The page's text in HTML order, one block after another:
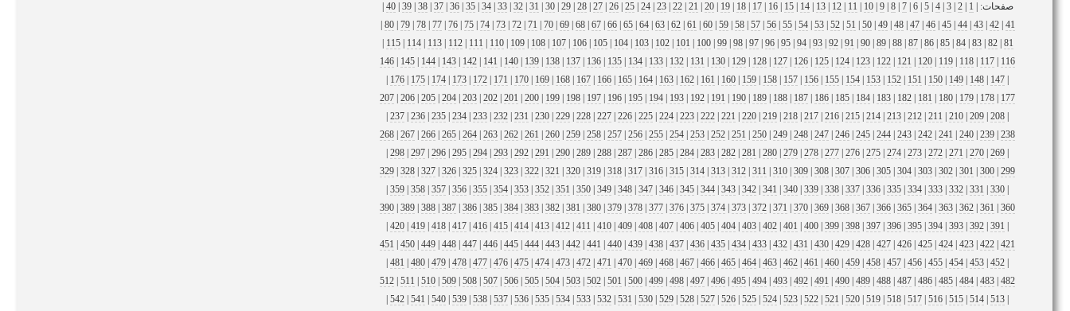
صفحات: | 1
|
2
|
3
|
4
|
5
|
6
|
7
|
8
|
9
|
10
11
|
12
|
13
|
14
|
15
|
16
|
17
|
18
|
19
|
20
21
|
22
|
23
|
24
|
25
|
26
|
27
|
28
|
29
|
30
31
|
32
|
33
|
34
|
35
|
36
|
37
|
38
|
39
|
40
41
|
42
|
43
|
44
|
45
|
46
|
47
|
48
|
49
|
50
51
|
52
|
53
|
54
|
55
|
56
|
57
|
58
|
59
|
60
61
|
62
|
63
|
64
|
65
|
66
|
67
|
68
|
69
|
70
71
|
72
|
73
|
74
|
75
|
76
|
77
|
78
|
79
|
80
81
|
82
|
83
|
84
|
85
|
86
|
87
|
88
|
89
|
90
91
|
92
|
93
|
94
|
95
|
96
|
97
|
98
|
99
|
100
101
|
102
|
103
|
104
|
105
|
106
|
107
|
108
|
109
|
110
111
|
112
|
113
|
114
|
115
116
117
118
119
120
121
122
123
124
125
126
127
128
129
130
131
132
133
134
135
136
137
138
139
140
141
142
143
144
145
146
147
148
149
150
151
152
153
154
155
156
157
158
159
160
161
162
163
164
165
166
167
168
169
170
171
172
173
174
175
176
177
178
179
180
181
182
183
184
185
186
187
188
189
190
191
192
193
194
195
196
197
198
199
200
|
201
|
202
|
203
|
204
|
205
|
206
|
207
208
|
209
|
210
|
211
|
212
|
213
|
214
|
215
|
216
|
217
|
218
|
219
|
220
|
221
|
222
|
223
|
224
|
225
|
226
|
227
|
228
|
229
|
230
|
231
|
232
|
233
|
234
|
235
|
236
|
237
|
238
|
239
|
240
|
241
|
242
|
243
|
244
|
245
|
246
|
247
|
248
|
249
|
250
|
251
|
252
|
253
|
254
|
255
|
256
|
257
|
258
|
259
|
260
|
261
|
262
|
263
|
264
|
265
|
266
|
267
|
268
269
|
270
|
271
|
272
|
273
|
274
|
275
|
276
|
277
|
278
|
279
|
280
|
281
|
282
|
283
|
284
|
285
|
286
|
287
|
288
|
289
|
290
|
291
|
292
|
293
|
294
|
295
|
296
|
297
|
298
|
299
|
300
|
301
|
302
|
303
|
304
|
305
|
306
|
307
|
308
|
309
|
310
|
311
|
312
|
313
|
314
|
315
|
316
|
317
|
318
|
319
|
320
|
321
|
322
|
323
|
324
|
325
|
326
|
327
|
328
|
329
330
|
331
|
332
|
333
|
334
|
335
|
336
|
337
|
338
|
339
|
340
|
341
|
342
|
343
|
344
|
345
|
346
|
347
|
348
|
349
|
350
|
351
|
352
|
353
|
354
|
355
|
356
|
357
|
358
|
359
|
360
|
361
|
362
|
363
|
364
|
365
|
366
|
367
|
368
|
369
|
370
|
371
|
372
|
373
|
374
|
375
|
376
|
377
|
378
|
379
|
380
|
381
|
382
|
383
|
384
|
385
|
386
|
387
|
388
|
389
|
390
391
|
392
|
393
|
394
|
395
|
396
|
397
|
398
|
399
|
400
|
401
|
402
|
403
|
404
|
405
|
406
|
407
|
408
|
409
|
410
|
411
|
412
|
413
|
414
|
415
|
416
|
417
|
418
|
419
|
420
|
421
|
422
|
423
|
424
|
425
|
426
|
427
|
428
|
429
|
430
|
431
|
432
|
433
|
434
|
435
|
436
|
437
|
438
|
439
|
440
|
441
|
442
|
443
|
444
|
445
|
446
|
447
|
448
|
449
|
450
|
451
452
|
453
|
454
|
455
|
456
|
457
|
458
|
459
|
460
|
461
|
462
|
463
|
464
|
465
|
466
|
467
|
468
|
469
|
470
|
471
|
472
|
473
|
474
|
475
|
476
|
477
|
478
|
479
|
480
|
481
|
482
|
483
|
484
|
485
|
486
|
487
|
488
|
489
|
490
|
491
|
492
|
493
|
494
|
495
|
496
|
497
|
498
|
499
|
500
|
501
|
502
|
503
|
504
|
505
|
506
|
507
|
508
|
509
|
510
|
511
|
512
513
|
514
|
515
|
516
|
517
|
518
|
519
|
520
|
521
|
522
|
523
|
524
|
525
|
526
|
527
|
528
|
529
|
530
|
531
|
532
|
533
|
534
|
535
|
536
|
537
|
538
|
539
|
540
|
541
|
542
|